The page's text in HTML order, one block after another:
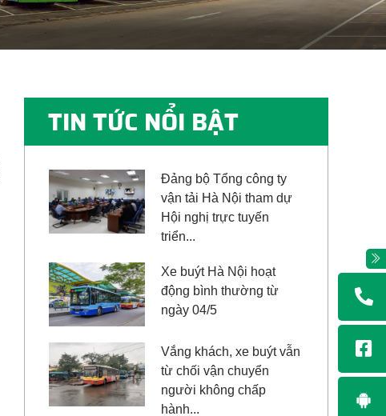
TIN TỨC NỔI BẬT
Đảng bộ Tổng công ty
vận tải Hà Nội tham dự
Hội nghị trực tuyến
triển...
Xe buýt Hà Nội hoạt
động bình thường từ
ngày 04/5
Vắng khách, xe buýt vẫn
từ chối vận chuyển
người không chấp
hành...